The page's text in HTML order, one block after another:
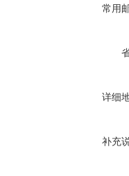
常用
详细
补充